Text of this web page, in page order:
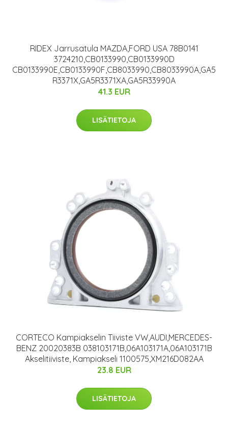
RIDEX Jarrusatula MAZDA,FORD USA 78B0141
3724210,CB0133990,CB0133990D
CB0133990E,CB0133990F,CB8033990,CB8033990A,GA5
R3371X,GA5R3371XA,GA5R33990A
41.3 EUR
LISÄTIETOJA
CORTECO Kampiakselin Tiiviste VW,AUDI,MERCEDES-
BENZ 20020383B 038103171B,06A103171A,06A103171B
Akselitiiviste, Kampiakseli 1100575,XM216D082AA
23.8 EUR
LISÄTIETOJA